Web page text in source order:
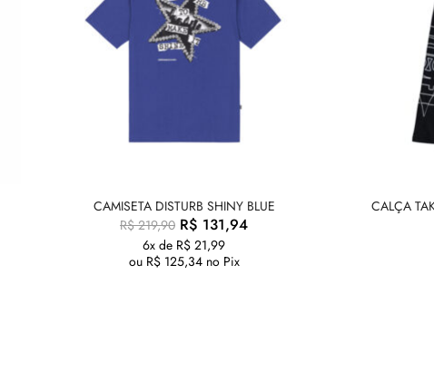
CAMISETA DISTURB SHINY BLUE
R$219,90 R$ 131,94
6x de R$ 21,99
ou R$125,34 no Pix
CALÇA